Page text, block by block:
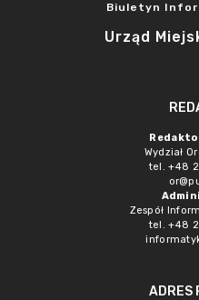
Biuletyn
Urząd
Wydział
tel. +48
Zespół
tel. +48
ADRES